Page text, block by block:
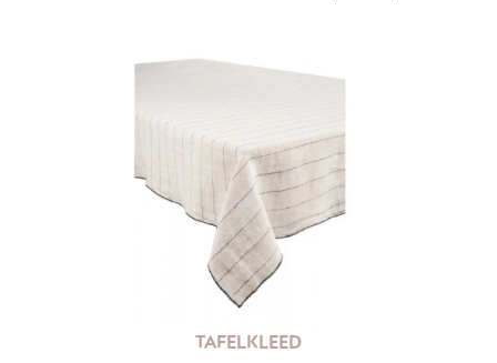
TAFELKLEED